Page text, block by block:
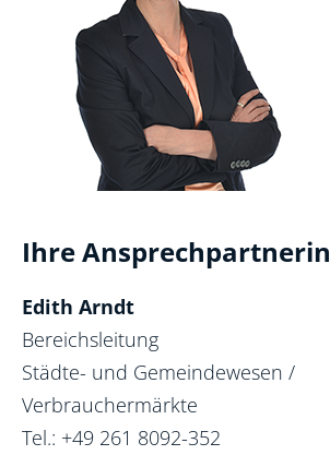
Ihre Ansprechpartnerin
Edith Arndt
Bereichsleitung
Städte- und Gemeindewesen /
Verbrauchermärkte
Tel.: +49 261 8092-352